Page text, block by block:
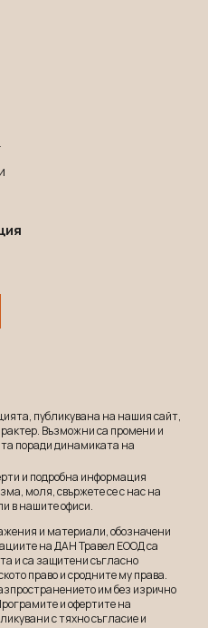
публикувана на нашия сайт,
Възможни са промени и
поради динамиката на
и подробна информация
моля, свържете се с нас на
в нашите офиси.
и материали, обозначени
на ДАН Травел ЕООД са
и са защитени съгласно
право и сродните му права.
им без изрично
и офертите на
с тяхно съгласие и